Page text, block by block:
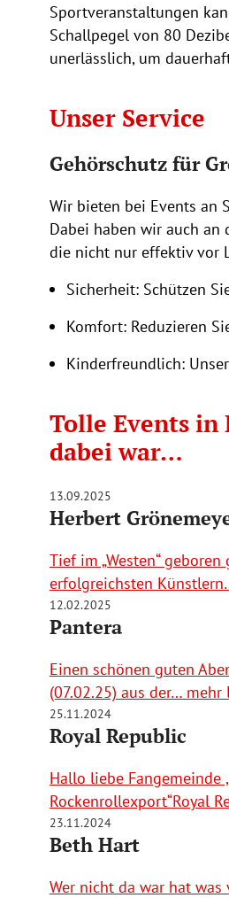
Sportveranstaltungen
Schallpegel von 80
unerlässlich, um
Unser Service
Gehörschutz für
Wir bieten bei Events an
Dabei haben wir auch an
die nicht nur effektiv vor
Sicherheit: Schützen
Komfort: Reduzieren
Kinderfreundlich:
Tolle Events in
dabei war…
13.09.2025
Herbert
Tief im „Westen“
erfolgreichsten
12.02.2025
Pantera
Einen schönen guten
(07.02.25) aus der… mehr
25.11.2024
Royal Republic
Hallo liebe Fangemeinde
Rockenrollexport“Royal
23.11.2024
Beth Hart
Wer nicht da war hat was